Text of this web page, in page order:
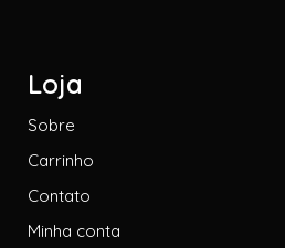
Loja
Sobre
Carrinho
Contato
Minha conta